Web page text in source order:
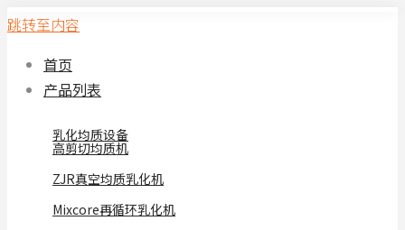
跳转至内容
首页
产品列表
乳化均质设备
高剪切均质机
ZJR真空均质乳化机
Mixcore再循环乳化机